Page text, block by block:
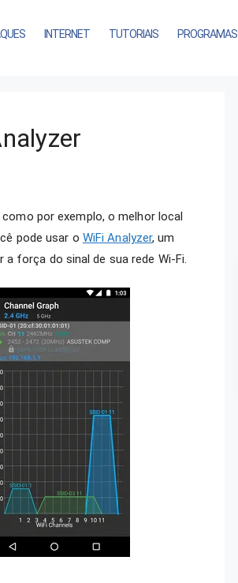
INTERNET TUTORIAIS PROGRAMAS
por exemplo, o melhor local
pode usar o WiFi Analyzer, um
força do sinal de sua rede Wi-Fi.